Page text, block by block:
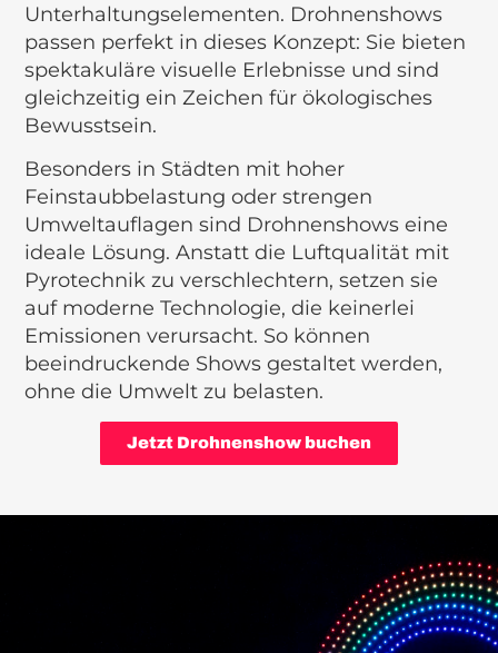
Unterhaltungselementen. Drohnenshows
passen perfekt in dieses Konzept: Sie bieten
spektakuläre visuelle Erlebnisse und sind
gleichzeitig ein Zeichen für ökologisches
Bewusstsein.
Besonders in Städten mit hoher
Feinstaubbelastung oder strengen
Umweltauflagen sind Drohnenshows eine
ideale Lösung. Anstatt die Luftqualität mit
Pyrotechnik zu verschlechtern, setzen sie
auf moderne Technologie, die keinerlei
Emissionen verursacht. So können
beeindruckende Shows gestaltet werden,
ohne die Umwelt zu belasten.
Jetzt Drohnenshow buchen